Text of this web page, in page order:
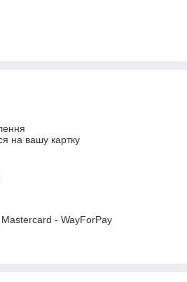
на вашу картку
- WayForPay